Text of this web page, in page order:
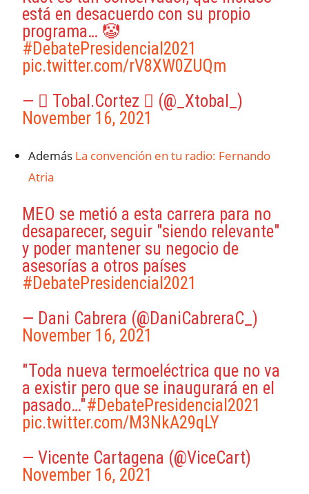
está en desacuerdo con su propio
programa… 🤡
#DebatePresidencial2021
pic.twitter.com/rV8XW0ZUQm
—  Tobal.Cortez  (@_Xtobal_)
November 16, 2021
Además La convención en tu radio: Fernando
Atria
MEO se metió a esta carrera para no
desaparecer, seguir "siendo relevante"
y poder mantener su negocio de
asesorías a otros países
#DebatePresidencial2021
— Dani Cabrera (@DaniCabreraC_)
November 16, 2021
"Toda nueva termoeléctrica que no va
a existir pero que se inaugurará en el
pasado…"#DebatePresidencial2021
pic.twitter.com/M3NkA29qLY
— Vicente Cartagena (@ViceCart)
November 16, 2021